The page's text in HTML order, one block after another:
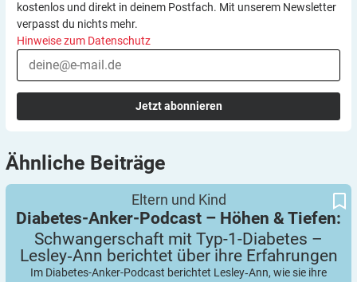
kostenlos und direkt in deinem Postfach. Mit unserem Newsletter
verpasst du nichts mehr.
Hinweise zum Datenschutz
Jetzt abonnieren
Ähnliche Beiträge
Schwangerschaft mit Typ-1-Diabetes – Lesley‑Ann berichtet über
ihre Erfahrungen
Eltern und Kind
Diabetes-Anker-Podcast – Höhen & Tiefen:
Schwangerschaft mit Typ-1-Diabetes –
Lesley‑Ann berichtet über ihre Erfahrungen
Im Diabetes-Anker-Podcast berichtet Lesley‑Ann, wie sie ihre